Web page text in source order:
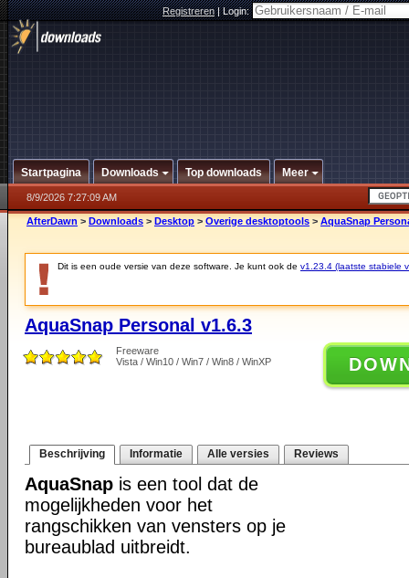
Registreren|Login:
Startpagina Downloads Top downloads Meer
8/9/2026 7:27:09 AM
AfterDawn > Downloads > Desktop > Overige desktoptools > AquaSnap
Dit is een oude versie van deze software. Je kunt ook de v1.23.4 (laatste stabiele
AquaSnap Personal v1.6.3
Freeware
Vista / Win10 / Win7 / Win8 / WinXP
Beschrijving Informatie Alle versies Reviews
AquaSnap is een tool dat de
mogelijkheden voor het
rangschikken van vensters op je
bureaublad uitbreidt.